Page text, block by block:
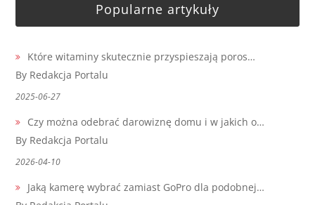
Popularne artykuły
Które witaminy skutecznie przyspieszają poros…
By Redakcja Portalu
2025-06-27
Czy można odebrać darowiznę domu i w jakich o…
By Redakcja Portalu
2026-04-10
Jaką kamerę wybrać zamiast GoPro dla podobnej…